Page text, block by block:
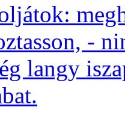
-
langy